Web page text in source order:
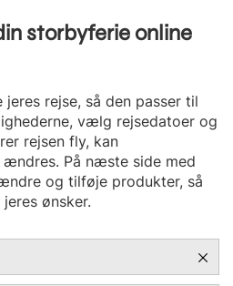
storbyferie online
rejse, så den passer til
vælg rejsedatoer og
rejsen fly, kan
ændres. På næste side med
og tilføje produkter, så
ønsker.